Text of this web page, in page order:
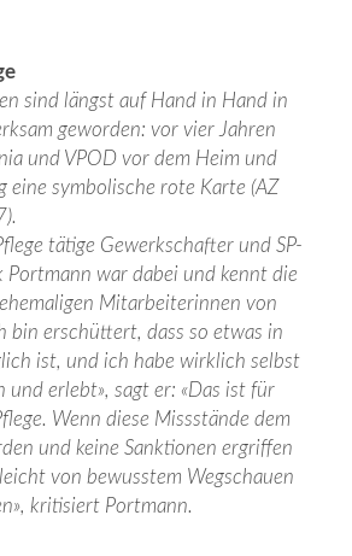
sind längst auf Hand in Hand in
geworden: vor vier Jahren
und VPOD vor dem Heim und
eine symbolische rote Karte (AZ
tätige Gewerkschafter und SP-
Portmann war dabei und kennt die
Mitarbeiterinnen von
bin erschüttert, dass so etwas in
ist, und ich habe wirklich selbst
und erlebt», sagt er: «Das ist für
Wenn diese Missstände dem
und keine Sanktionen ergriffen
von bewusstem Wegschauen
kritisiert Portmann.